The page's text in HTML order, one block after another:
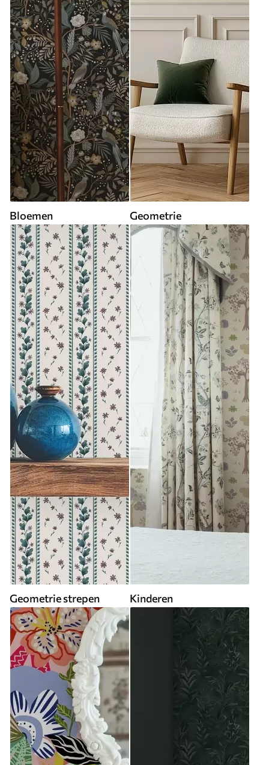
Bloemen Geometrie
Geometrie strepen Kinderen